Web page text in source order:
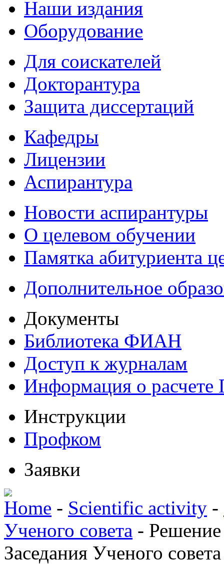
Наши издания
Оборудование
Для соискателей
Докторантура
Защита диссертаций
Кафедры
Лицензии
Аспирантура
Новости аспирантуры
О целевом обучении
Памятка абитуриента
Дополнительное
Документы
Библиотека ФИАН
Доступ к журналам
Информация о
Инструкции
Профком
Заявки
Home - Scientific activity -
Ученого совета - Решение
Заседания Ученого